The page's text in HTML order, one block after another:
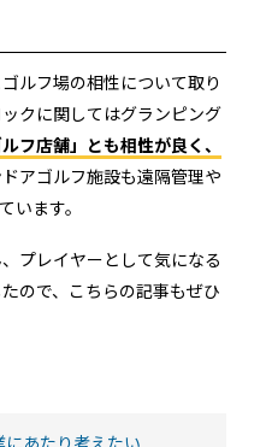
ルフ場の相性について取り
クに関してはグランピング
ルフ店舗」とも相性が良く、
アゴルフ施設も遠隔管理や
います。
プレイヤーとして気になる
ので、こちらの記事もぜひ